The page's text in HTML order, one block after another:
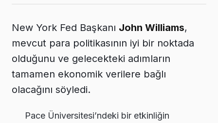
New York Fed Başkanı John Williams,
mevcut para politikasının iyi bir noktada
olduğunu ve gelecekteki adımların
tamamen ekonomik verilere bağlı
olacağını söyledi.
Pace Üniversitesi’ndeki bir etkinliğin